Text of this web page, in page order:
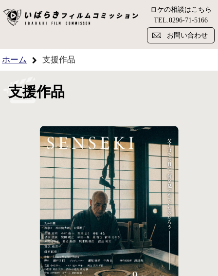
い
ロケの相談はこちら
TEL.0296-71-5166
お問い合わせ
ホーム 支援作品
支援作品